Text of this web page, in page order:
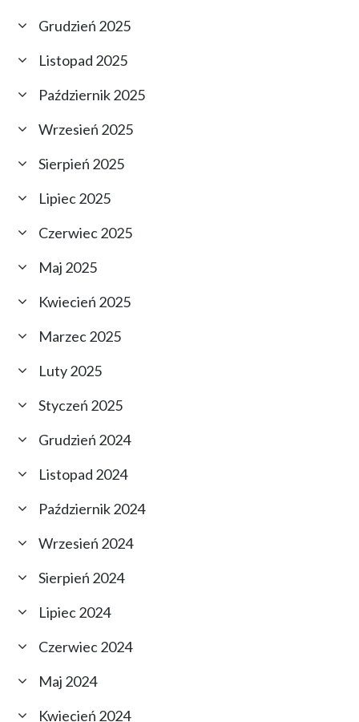
Grudzień 2025
Listopad 2025
Październik 2025
Wrzesień 2025
Sierpień 2025
Lipiec 2025
Czerwiec 2025
Maj 2025
Kwiecień 2025
Marzec 2025
Luty 2025
Styczeń 2025
Grudzień 2024
Listopad 2024
Październik 2024
Wrzesień 2024
Sierpień 2024
Lipiec 2024
Czerwiec 2024
Maj 2024
Kwiecień 2024